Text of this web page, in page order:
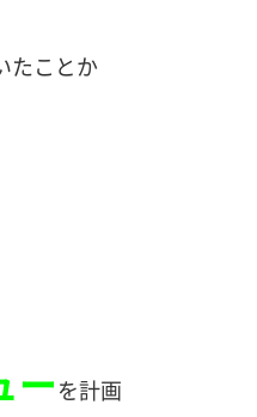
たことか
ーを計画